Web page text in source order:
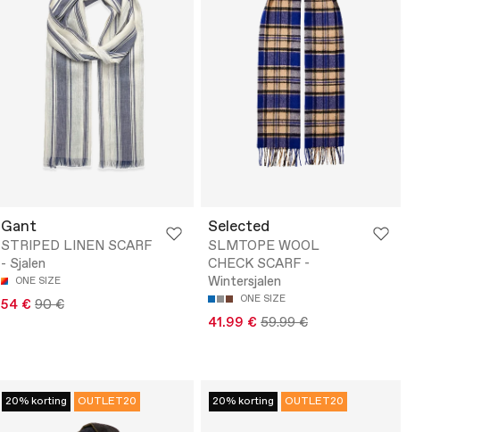
Gant
STRIPED LINEN SCARF
- Sjalen
ONE SIZE
54 € 90 €
Selected
SLMTOPE WOOL
CHECK SCARF -
Wintersjalen
ONE SIZE
41.99 € 59.99 €
20% korting OUTLET20 20% korting OUTLET20